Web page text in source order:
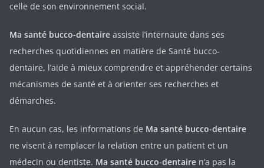
celle de son environnement social.
Ma santé bucco-dentaire assiste l’internaute dans ses
recherches quotidiennes en matière de Santé bucco-
dentaire, l’aide à mieux comprendre et appréhender certains
mécanismes de santé et à orienter ses recherches et
démarches.
En aucun cas, les informations de Ma santé bucco-dentaire
ne visent à remplacer la relation entre un patient et un
médecin ou dentiste. Ma santé bucco-dentaire n’a pas la